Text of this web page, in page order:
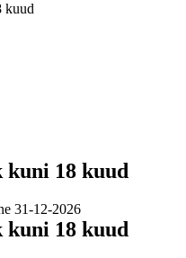
kuud
kuni 18 kuud
31-12-2026
kuni 18 kuud